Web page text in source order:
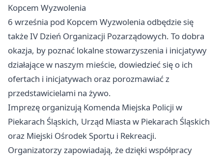
Kopcem Wyzwolenia
6 września pod Kopcem Wyzwolenia odbędzie się
także IV Dzień Organizacji Pozarządowych. To dobra
okazja, by poznać lokalne stowarzyszenia i inicjatywy
działające w naszym mieście, dowiedzieć się o ich
ofertach i inicjatywach oraz porozmawiać z
przedstawicielami na żywo.
Imprezę organizują Komenda Miejska Policji w
Piekarach Śląskich, Urząd Miasta w Piekarach Śląskich
oraz Miejski Ośrodek Sportu i Rekreacji.
Organizatorzy zapowiadają, że dzięki współpracy